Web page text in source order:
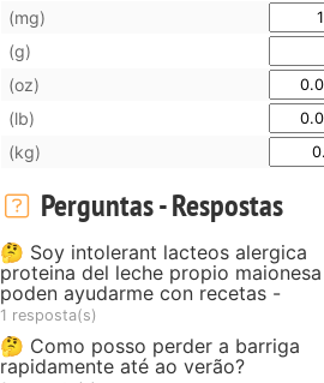
(mg)
(g)
(oz)
(lb)
(kg)
Perguntas - Respostas
🤔 Soy intolerant lacteos alergica
proteina del leche propio maionesa
poden ayudarme con recetas -
1 resposta(s)
🤔 Como posso perder a barriga
rapidamente até ao verão?